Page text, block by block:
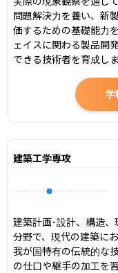
問題解決力を養い、新
価するための基礎能力
ェイスに関わる製品開
できる技術者を育成しま
学
建築工学専攻
建築計画･設計、構造
分野で、現代の建築に
我が国特有の伝統的な
の仕口や継手の加工を